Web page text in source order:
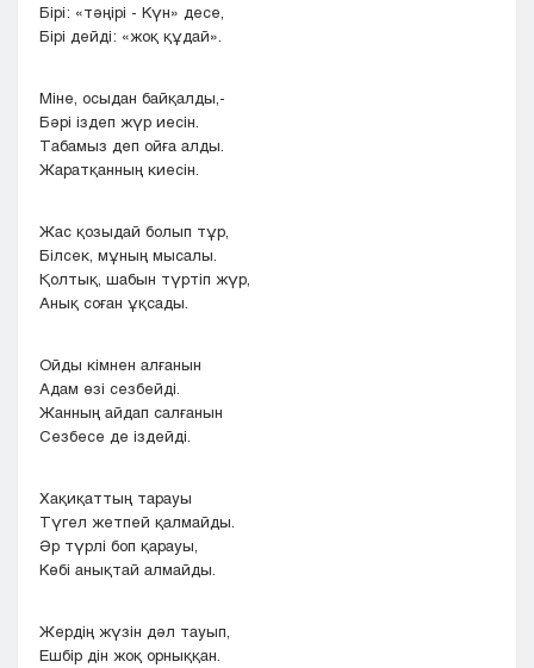
Бірі: «тәңірі - Күн» десе,
Бірі дейді: «жоқ құдай».
Міне, осыдан байқалды,-
Бәрі іздеп жүр иесін.
Табамыз деп ойға алды.
Жаратқанның киесін.
Жас қозыдай болып тұр,
Білсек, мұның мысалы.
Қолтық, шабын түртіп жүр,
Анық соған ұқсады.
Ойды кімнен алғанын
Адам өзі сезбейді.
Жанның айдап салғанын
Сезбесе де іздейді.
Хақиқаттың тарауы
Түгел жетпей қалмайды.
Әр түрлі боп қарауы,
Көбі анықтай алмайды.
Жердің жүзін дәл тауып,
Ешбір дін жоқ орныққан.